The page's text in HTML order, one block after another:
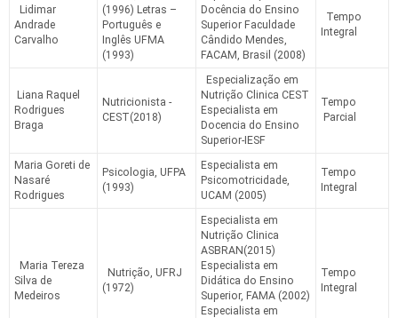
Lidimar
Andrade
Carvalho
(1996) Letras –
Português e
Inglês UFMA
(1993)
Docência do Ensino
Superior Faculdade
Cândido Mendes,
FACAM, Brasil (2008)
Tempo
Integral
Liana Raquel
Rodrigues
Braga
Nutricionista -
CEST(2018)
Especialização em
Nutrição Clinica CEST
Especialista em
Docencia do Ensino
Superior-IESF
Tempo
Parcial
Maria Goreti de
Nasaré
Rodrigues
Psicologia, UFPA
(1993)
Especialista em
Psicomotricidade,
UCAM (2005)
Tempo
Integral
Maria Tereza
Silva de
Medeiros
Nutrição, UFRJ
(1972)
Especialista em
Nutrição Clinica
ASBRAN(2015)
Especialista em
Didática do Ensino
Superior, FAMA (2002)
Especialista em
Tempo
Integral